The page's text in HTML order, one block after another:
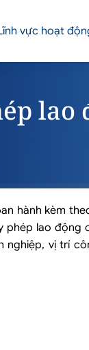
vực hoạt
lao
hành kèm
lao
vị trí